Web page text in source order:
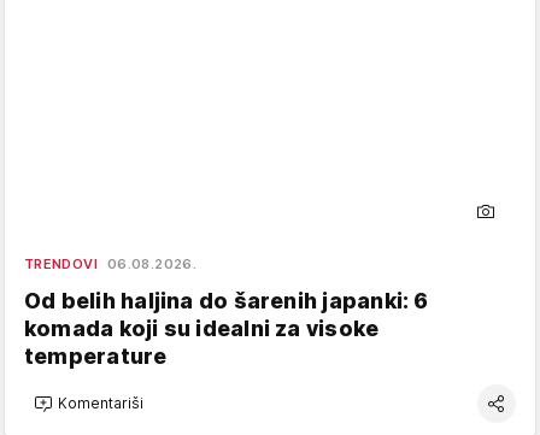
TRENDOVI 06.08.2026.
Od belih haljina do šarenih japanki: 6
komada koji su idealni za visoke
temperature
Komentariši